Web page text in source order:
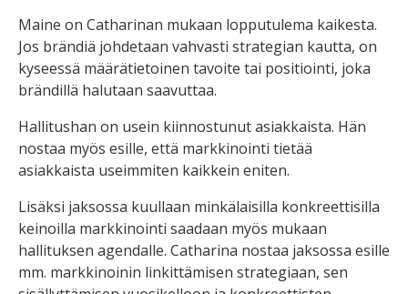
Maine on Catharinan mukaan lopputulema kaikesta.
Jos brändiä johdetaan vahvasti strategian kautta, on
kyseessä määrätietoinen tavoite tai positiointi, joka
brändillä halutaan saavuttaa.
Hallitushan on usein kiinnostunut asiakkaista. Hän
nostaa myös esille, että markkinointi tietää
asiakkaista useimmiten kaikkein eniten.
Lisäksi jaksossa kuullaan minkälaisilla konkreettisilla
keinoilla markkinointi saadaan myös mukaan
hallituksen agendalle. Catharina nostaa jaksossa esille
mm. markkinoinin linkittämisen strategiaan, sen